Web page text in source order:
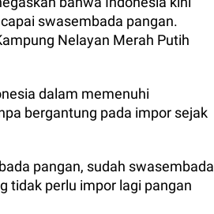
swasembada pangan.
Nelayan Merah Putih
dalam memenuhi
bergantung pada impor sejak
pangan, sudah swasembada
tidak perlu impor lagi pangan